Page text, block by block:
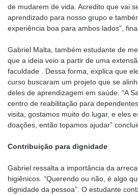
de mudarem de vida. Acredito que vai
aprendizado para nosso grupo e
experiência boa para ambos lados”,
Gabriel Malta, também estudante de
que a ideia veio a partir de uma
faculdade . Dessa forma, explica que
curso buscaram um projeto que se
deles de aprendizagem em saúde. “A
centro de reabilitação para
visita, gostamos muito do lugar, e eles
doações, então topamos ajudar”
Contribuição para dignidade
Gabriel ressalta a importância da
higiênicos. “Querendo ou não, é algo
dignidade da pessoa”. O estudante